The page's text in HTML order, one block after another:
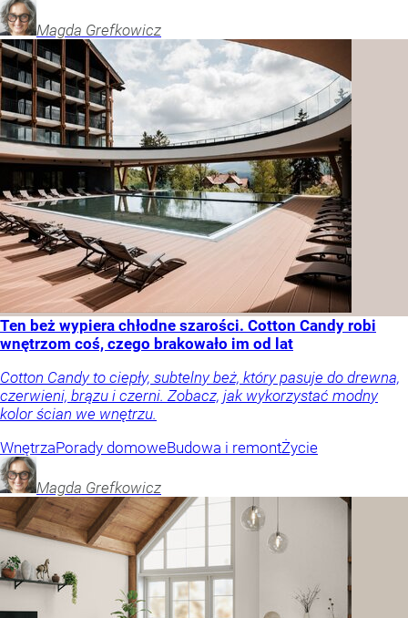
Magda Grefkowicz
Ten beż wypiera chłodne szarości. Cotton Candy robi
wnętrzom coś, czego brakowało im od lat
Cotton Candy to ciepły, subtelny beż, który pasuje do drewna,
czerwieni, brązu i czerni. Zobacz, jak wykorzystać modny
kolor ścian we wnętrzu.
WnętrzaPorady domoweBudowa i remontŻycie
Magda Grefkowicz